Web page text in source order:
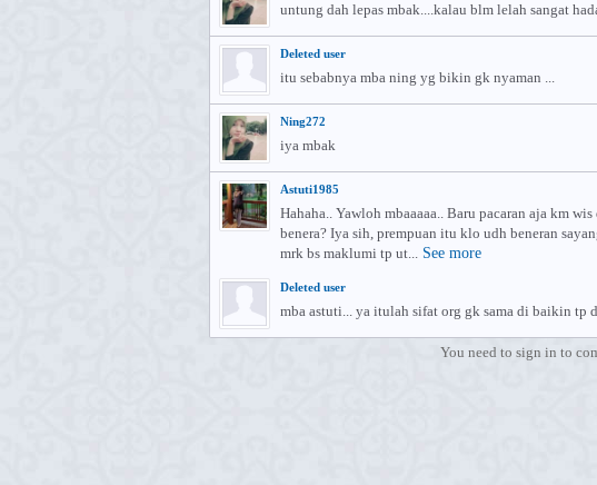
untung dah lepas mbak....kalau blm lelah sangat
Deleted user
itu sebabnya mba ning yg bikin gk nyaman ...
Ning272
iya mbak
Astuti1985
Hahaha.. Yawloh mbaaaaa.. Baru pacaran aja km
benera? Iya sih, prempuan itu klo udh beneran
mrk bs maklumi tp ut... See more
Deleted user
mba astuti... ya itulah sifat org gk sama di baikin tp
You need to sign in to